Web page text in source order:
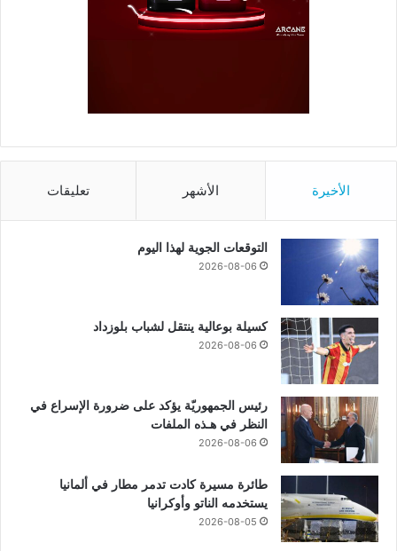
الأخيرة الأشهر تعليقات
التوقعات الجوية لهذا اليوم
2026-08-06
كسيلة بوعالية ينتقل لشباب بلوزداد
2026-08-06
رئيس الجمهوريّة يؤكد على ضرورة الإسراع في
النظر في هـذه الملفات
2026-08-06
طائرة مسيرة كادت تدمر مطار في ألمانيا
يستخدمه الناتو وأوكرانيا
2026-08-05